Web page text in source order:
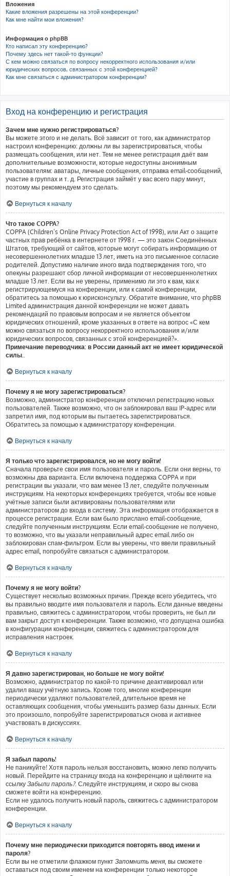
Вложения
Какие вложения разрешены на этой конференции?
Как мне найти мои вложения?
Информация о phpBB
Кто написал эту конференцию?
Почему здесь нет такой-то функции?
С кем можно связаться по вопросу некорректного использования и/или
юридических вопросов, связанных с этой конференцией?
Как мне связаться с администратором конференции?
Вход на конференцию и регистрация
Зачем мне нужно регистрироваться?
Вы можете этого и не делать. Всё зависит от того, как администратор
настроил конференцию: должны ли вы зарегистрироваться, чтобы
размещать сообщения, или нет. Тем не менее регистрация даёт вам
дополнительные возможности, которые недоступны анонимным
пользователям: аватары, личные сообщения, отправка email-сообщений,
участие в группах и т. д. Регистрация займёт у вас всего пару минут,
поэтому мы рекомендуем это сделать.
Вернуться к началу
Что такое COPPA?
COPPA (Children’s Online Privacy Protection Act of 1998), или Акт о защите
частных прав ребёнка в интернете от 1998 г. — это закон Соединённых
Штатов, требующий от сайтов, которые могут собирать информацию от
несовершеннолетних младше 13 лет, иметь на это письменное согласие
родителей. Допустимо наличие иного вида подтверждения того, что
опекуны разрешают сбор личной информации от несовершеннолетних
младше 13 лет. Если вы не уверены, применимо ли это к вам, как к
регистрирующемуся на конференции, или к самой конференции,
обратитесь за помощью к юрисконсульту. Обратите внимание, что phpBB
Limited администрация данной конференции не может давать
рекомендаций по правовым вопросам и не является объектом
юридических отношений, кроме указанных в ответе на вопрос «С кем
можно связаться по вопросу некорректного использования и/или
юридических вопросов, связанных с этой конференцией?».
Примечание переводчика: в России данный акт не имеет юридической
силы..
Вернуться к началу
Почему я не могу зарегистрироваться?
Возможно, администратор конференции отключил регистрацию новых
пользователей. Также возможно, что он заблокировал ваш IP-адрес или
запретил имя, под которым вы пытаетесь зарегистрироваться.
Обратитесь за помощью к администратору конференции.
Вернуться к началу
Я только что зарегистрировался, но не могу войти!
Сначала проверьте свои имя пользователя и пароль. Если они верны, то
возможны два варианта. Если включена поддержка COPPA и при
регистрации вы указали, что вам менее 13 лет, следуйте полученным
инструкциям. На некоторых конференциях требуется, чтобы все новые
учётные записи были активированы пользователями или
администратором до входа в систему. Эта информация отображается в
процессе регистрации. Если вам было прислано email-сообщение,
следуйте полученным инструкциям. Если email-сообщение не получено,
то возможно, что вы указали неправильный адрес email либо он
заблокирован спам-фильтром. Если вы уверены, что ввели правильный
адрес email, попробуйте связаться с администратором.
Вернуться к началу
Почему я не могу войти?
Существует несколько возможных причин. Прежде всего убедитесь, что
вы правильно вводите имя пользователя и пароль. Если данные введены
правильно, свяжитесь с администратором, чтобы проверить, не был ли
вам закрыт доступ к конференции. Также возможно, что допущена ошибка
в конфигурации конференции, свяжитесь с администратором для
исправления настроек.
Вернуться к началу
Я давно зарегистрирован, но больше не могу войти!
Возможно, администратор по какой-то причине деактивировал или
удалил вашу учётную запись. Кроме того, многие конференции
периодически удаляют пользователей, длительное время не
оставляющих сообщения, чтобы уменьшить размер базы данных. Если
это произошло, попробуйте зарегистрироваться снова и активнее
участвовать в дискуссиях.
Вернуться к началу
Я забыл пароль!
Не паникуйте! Хотя пароль нельзя восстановить, можно легко получить
новый. Перейдите на страницу входа на конференцию и щёлкните на
ссылку Забыли пароль?. Следуйте инструкциям, и скоро вы снова
сможете войти на конференцию.
Если не удалось получить новый пароль, свяжитесь с администратором
конференции.
Вернуться к началу
Почему мне периодически приходится повторять ввод имени и
пароля?
Если вы не отметили флажком пункт Запомнить меня, вы сможете
оставаться под своим именем на конференции только некоторое